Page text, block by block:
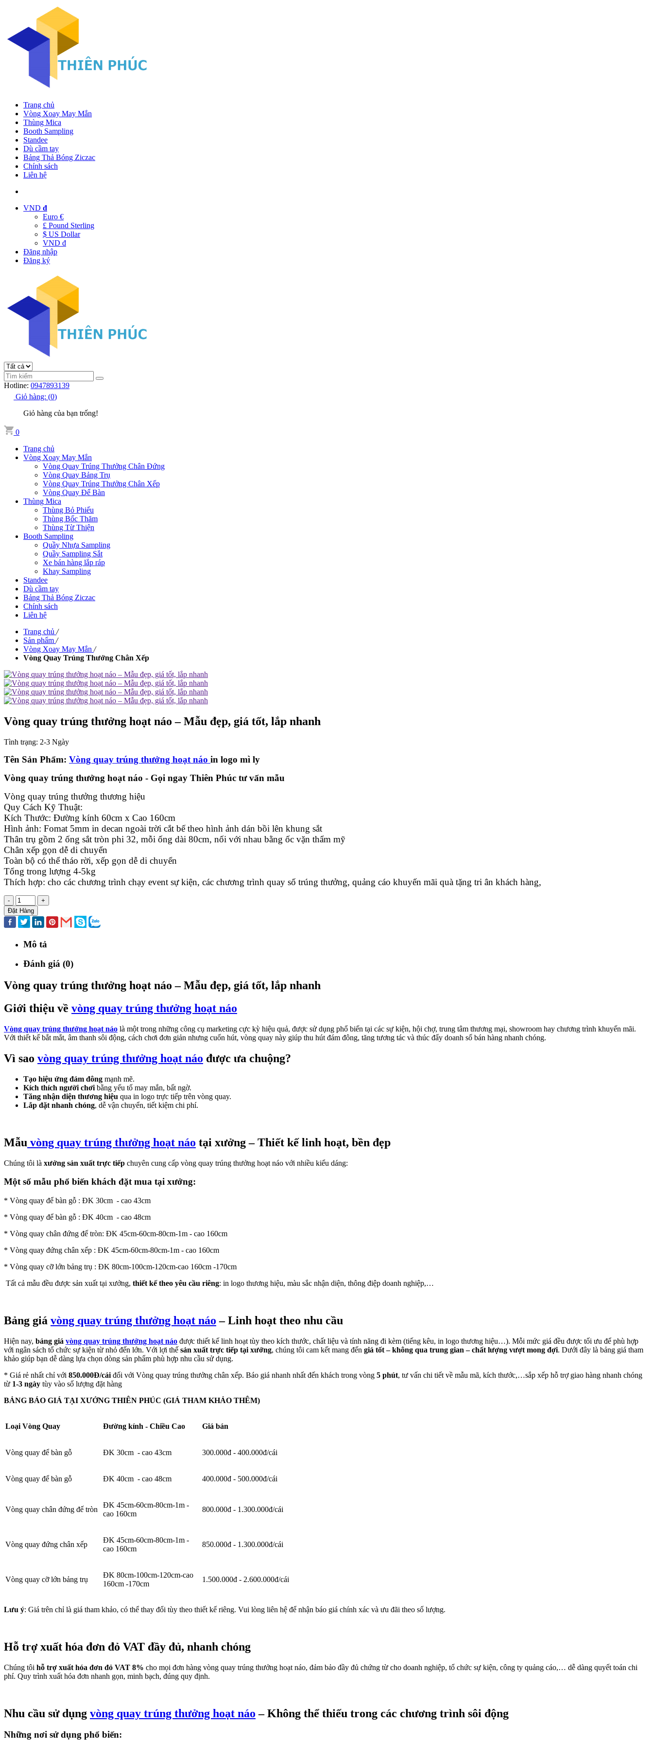
Trang chủ
Vòng Xoay May Mắn
Thùng Mica
Booth Sampling
Standee
Dù cầm tay
Bảng Thả Bóng Ziczac
Chính sách
Liên hệ
VND đ
Euro €
£ Pound Sterling
$ US Dollar
VND đ
Đăng nhập
Đăng ký
Hotline: 0947893139
Giỏ hàng: (0)
Giỏ hàng của bạn trống!
0
Trang chủ
Vòng Xoay May Mắn
Vòng Quay Trúng Thưởng Chân Đứng
Vòng Quay Bảng Trụ
Vòng Quay Trúng Thưởng Chân Xếp
Vòng Quay Để Bàn
Thùng Mica
Thùng Bỏ Phiếu
Thùng Bốc Thăm
Thùng Từ Thiện
Booth Sampling
Quầy Nhựa Sampling
Quầy Sampling Sắt
Xe bán hàng lắp ráp
Khay Sampling
Standee
Dù cầm tay
Bảng Thả Bóng Ziczac
Chính sách
Liên hệ
Trang chủ /
Sản phẩm /
Vòng Xoay May Mắn /
Vòng Quay Trúng Thưởng Chân Xếp
Vòng quay trúng thưởng hoạt náo – Mẫu đẹp, giá tốt, lắp nhanh
Tình trạng: 2-3 Ngày
Tên Sản Phẩm: Vòng quay trúng thưởng hoạt náo in logo mì ly
Vòng quay trúng thưởng hoạt náo - Gọi ngay Thiên Phúc tư vấn mẫu
Vòng quay trúng thưởng thương hiệu
Quy Cách Kỹ Thuật:
Kích Thước: Đường kính 60cm x Cao 160cm
Hình ảnh: Fomat 5mm in decan ngoài trời cắt bế theo hình ảnh dán bồi lên khung sắt
Thân trụ gồm 2 ống sắt tròn phi 32, mỗi ống dài 80cm, nối với nhau bằng ốc vặn thẩm mỹ
Chân xếp gọn dễ di chuyển
Toàn bộ có thể tháo rời, xếp gọn dễ di chuyển
Tổng trong lượng 4-5kg
Thích hợp: cho các chương trình chạy event sự kiện, các chương trình quay số trúng thưởng, quảng cáo khuyến mãi quà tặng tri ân khách hàng,
-
+
Đặt Hàng
Mô tả
Đánh giá (0)
Vòng quay trúng thưởng hoạt náo – Mẫu đẹp, giá tốt, lắp nhanh
Giới thiệu về vòng quay trúng thưởng hoạt náo
Vòng quay trúng thưởng hoạt náo là một trong những công cụ marketing cực kỳ hiệu quả, được sử dụng phổ biến tại các sự kiện, hội chợ, trung tâm thương mại, showroom hay chương trình khuyến mãi.
Với thiết kế bắt mắt, âm thanh sôi động, cách chơi đơn giản nhưng cuốn hút, vòng quay này giúp thu hút đám đông, tăng tương tác và thúc đẩy doanh số bán hàng nhanh chóng.
Vì sao vòng quay trúng thưởng hoạt náo được ưa chuộng?
Tạo hiệu ứng đám đông mạnh mẽ.
Kích thích người chơi bằng yếu tố may mắn, bất ngờ.
Tăng nhận diện thương hiệu qua in logo trực tiếp trên vòng quay.
Lắp đặt nhanh chóng, dễ vận chuyển, tiết kiệm chi phí.
Mẫu vòng quay trúng thưởng hoạt náo tại xưởng – Thiết kế linh hoạt, bền đẹp
Chúng tôi là xưởng sản xuất trực tiếp chuyên cung cấp vòng quay trúng thưởng hoạt náo với nhiều kiểu dáng:
Một số mẫu phổ biến khách đặt mua tại xưởng:
* Vòng quay để bàn gỗ : ĐK 30cm - cao 43cm
* Vòng quay để bàn gỗ : ĐK 40cm - cao 48cm
* Vòng quay chân đứng đế tròn: ĐK 45cm-60cm-80cm-1m - cao 160cm
* Vòng quay đứng chân xếp : ĐK 45cm-60cm-80cm-1m - cao 160cm
* Vòng quay cỡ lớn bảng trụ : ĐK 80cm-100cm-120cm-cao 160cm -170cm
Tất cả mẫu đều được sản xuất tại xưởng, thiết kế theo yêu cầu riêng: in logo thương hiệu, màu sắc nhận diện, thông điệp doanh nghiệp,…
Bảng giá vòng quay trúng thưởng hoạt náo – Linh hoạt theo nhu cầu
Hiện nay, bảng giá vòng quay trúng thưởng hoạt náo được thiết kế linh hoạt tùy theo kích thước, chất liệu và tính năng đi kèm (tiếng kêu, in logo thương hiệu…). Mỗi mức giá đều được tối ưu để phù hợp
với ngân sách tổ chức sự kiện từ nhỏ đến lớn. Với lợi thế sản xuất trực tiếp tại xưởng, chúng tôi cam kết mang đến giá tốt – không qua trung gian – chất lượng vượt mong đợi. Dưới đây là bảng giá tham
khảo giúp bạn dễ dàng lựa chọn dòng sản phẩm phù hợp nhu cầu sử dụng.
* Giá rẻ nhất chỉ với 850.000Đ/cái đối với Vòng quay trúng thưởng chân xếp. Báo giá nhanh nhất đến khách trong vòng 5 phút, tư vấn chi tiết về mẫu mã, kích thước,…sắp xếp hỗ trợ giao hàng nhanh chóng
từ 1-3 ngày tùy vào số lượng đặt hàng
BẢNG BÁO GIÁ TẠI XƯỞNG THIÊN PHÚC (GIÁ THAM KHẢO THÊM)
Loại Vòng Quay Đường kính - Chiều Cao Giá bán
Vòng quay để bàn gỗ ĐK 30cm - cao 43cm 300.000đ - 400.000đ/cái
Vòng quay để bàn gỗ ĐK 40cm - cao 48cm 400.000đ - 500.000đ/cái
Vòng quay chân đứng đế tròn
ĐK 45cm-60cm-80cm-1m -
cao 160cm
800.000đ - 1.300.000đ/cái
Vòng quay đứng chân xếp
ĐK 45cm-60cm-80cm-1m -
cao 160cm
850.000đ - 1.300.000đ/cái
Vòng quay cỡ lớn bảng trụ
ĐK 80cm-100cm-120cm-cao
160cm -170cm
1.500.000đ - 2.600.000đ/cái
Lưu ý: Giá trên chỉ là giá tham khảo, có thể thay đổi tùy theo thiết kế riêng. Vui lòng liên hệ để nhận báo giá chính xác và ưu đãi theo số lượng.
Hỗ trợ xuất hóa đơn đỏ VAT đầy đủ, nhanh chóng
Chúng tôi hỗ trợ xuất hóa đơn đỏ VAT 8% cho mọi đơn hàng vòng quay trúng thưởng hoạt náo, đảm bảo đầy đủ chứng từ cho doanh nghiệp, tổ chức sự kiện, công ty quảng cáo,… dễ dàng quyết toán chi
phí. Quy trình xuất hóa đơn nhanh gọn, minh bạch, đúng quy định.
Nhu cầu sử dụng vòng quay trúng thưởng hoạt náo – Không thể thiếu trong các chương trình sôi động
Những nơi sử dụng phổ biến: